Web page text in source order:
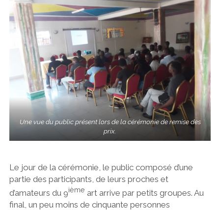
Une vue du public présent lors de la cérémonie de remise des
prix.
Le jour de la cérémonie, le public composé d’une
partie des participants, de leurs proches et
d’amateurs du 9ième art arrive par petits groupes. Au
final, un peu moins de cinquante personnes